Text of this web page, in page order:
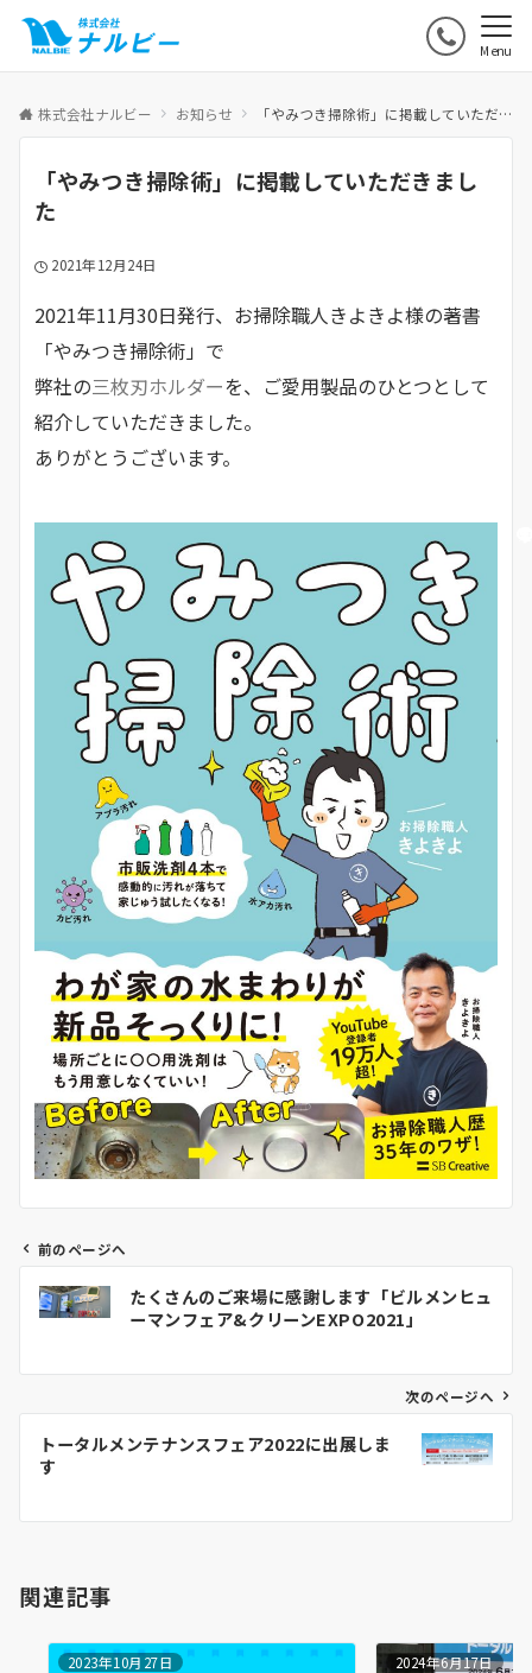
Menu
株式会社ナルビー お知らせ 「やみつき掃除術」に掲載していただきました
「やみつき掃除術」に掲載していただきまし
た
2021年12月24日
2021年11月30日発行、お掃除職人きよきよ様の著書
「やみつき掃除術」で
弊社の三枚刃ホルダーを、ご愛用製品のひとつとして
紹介していただきました。
ありがとうございます。
ビ
ン
前のページへ
たくさんのご来場に感謝します「ビルメンヒュ
ーマンフェア&クリーンEXPO2021」
次のページへ
トータルメンテナンスフェア2022に出展しま
す
関連記事
2023年10月27日 2024年6月17日